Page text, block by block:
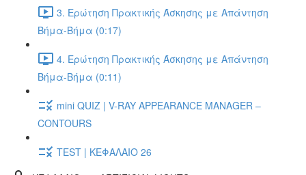
3. Ερώτηση Πρακτικής Άσκησης με Απάντηση
Βήμα-Βήμα (0:17)
4. Ερώτηση Πρακτικής Άσκησης με Απάντηση
Βήμα-Βήμα (0:11)
mini QUIZ | V-RAY APPEARANCE MANAGER –
CONTOURS
TEST | ΚΕΦΑΛΑΙΟ 26